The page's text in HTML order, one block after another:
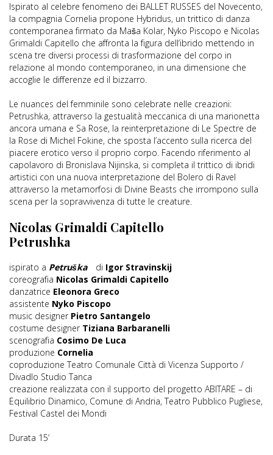
Ispirato al celebre fenomeno dei BALLET RUSSES del Novecento,
la compagnia Cornelia propone Hybridus, un trittico di danza
contemporanea firmato da Maša Kolar, Nyko Piscopo e Nicolas
Grimaldi Capitello che affronta la figura dell’ibrido mettendo in
scena tre diversi processi di trasformazione del corpo in
relazione al mondo contemporaneo, in una dimensione che
accoglie le differenze ed il bizzarro.
Le nuances del femminile sono celebrate nelle creazioni:
Petrushka, attraverso la gestualità meccanica di una marionetta
ancora umana e Sa Rose, la reinterpretazione di Le Spectre de
la Rose di Michel Fokine, che sposta l’accento sulla ricerca del
piacere erotico verso il proprio corpo. Facendo riferimento al
capolavoro di Bronislava Nijinska, si completa il trittico di ibridi
artistici con una nuova interpretazione del Bolero di Ravel
attraverso la metamorfosi di Divine Beasts che irrompono sulla
scena per la sopravvivenza di tutte le creature.
Nicolas Grimaldi Capitello
Petrushka
ispirato a Petruška di Igor Stravinskij
coreografia Nicolas Grimaldi Capitello
danzatrice Eleonora Greco
assistente Nyko Piscopo
music designer Pietro Santangelo
costume designer Tiziana Barbaranelli
scenografia Cosimo De Luca
produzione Cornelia
coproduzione Teatro Comunale Città di Vicenza Supporto /
Divadlo Studio Tanca
creazione realizzata con il supporto del progetto ABITARE – di
Equilibrio Dinamico, Comune di Andria, Teatro Pubblico Pugliese,
Festival Castel dei Mondi
Durata 15’